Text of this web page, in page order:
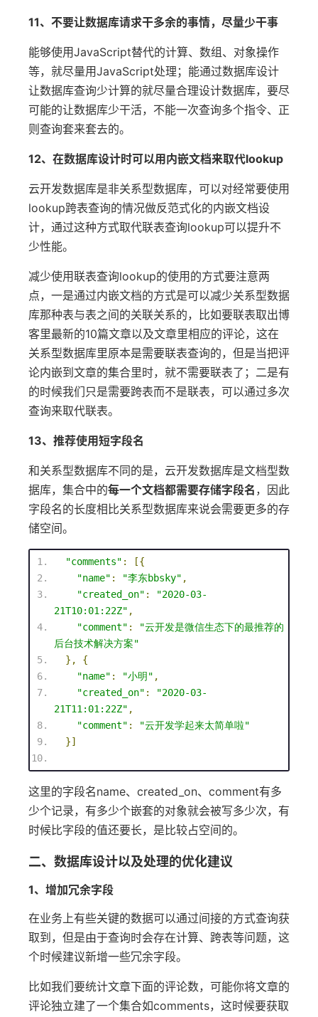
11、不要让数据库请求干多余的事情，尽量少干事
能够使用JavaScript替代的计算、数组、对象操作
等，就尽量用JavaScript处理；能通过数据库设计
让数据库查询少计算的就尽量合理设计数据库，要尽
可能的让数据库少干活，不能一次查询多个指令、正
则查询套来套去的。
12、在数据库设计时可以用内嵌文档来取代lookup
云开发数据库是非关系型数据库，可以对经常要使用
lookup跨表查询的情况做反范式化的内嵌文档设
计，通过这种方式取代联表查询lookup可以提升不
少性能。
减少使用联表查询lookup的使用的方式要注意两
点，一是通过内嵌文档的方式是可以减少关系型数据
库那种表与表之间的关联关系的，比如要联表取出博
客里最新的10篇文章以及文章里相应的评论，这在
关系型数据库里原本是需要联表查询的，但是当把评
论内嵌到文章的集合里时，就不需要联表了；二是有
的时候我们只是需要跨表而不是联表，可以通过多次
查询来取代联表。
13、推荐使用短字段名
和关系型数据库不同的是，云开发数据库是文档型数
据库，集合中的每一个文档都需要存储字段名 ，因此
字段名的长度相比关系型数据库来说会需要更多的存
储空间。
"comments" :
[{
"name" : "李东bbsky" ,
"created_on" :
"2020-03-
21T10:01:22Z" ,
"comment" :
"云开发是微信生态下的最推荐的
后台技术解决方案"
},
{
"name" : "小明" ,
"created_on" :
"2020-03-
21T11:01:22Z" ,
"comment" :
"云开发学起来太简单啦"
}]
这里的字段名name、created_on、comment有多
少个记录，有多少个嵌套的对象就会被写多少次，有
时候比字段的值还要长，是比较占空间的。
二、数据库设计以及处理的优化建议
1、增加冗余字段
在业务上有些关键的数据可以通过间接的方式查询获
取到，但是由于查询时会存在计算、跨表等问题，这
个时候建议新增一些冗余字段。
比如我们要统计文章下面的评论数，可能你将文章的
评论独立建了一个集合如comments，这时候要获取